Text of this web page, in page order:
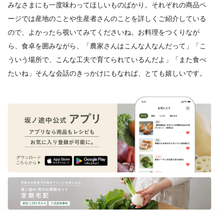
みなさまにも一度味わってほしいものばかり。それぞれの商品ペ
ージでは産地のことや生産者さんのことを詳しくご紹介している
ので、よかったら覗いてみてくださいね。お料理をつくりなが
ら、食卓を囲みながら、「農家さんはこんな人なんだって」「こ
ういう場所で、こんな工夫で育てられているんだよ」「また食べ
たいね」そんな会話のきっかけにもなれば、とても嬉しいです。